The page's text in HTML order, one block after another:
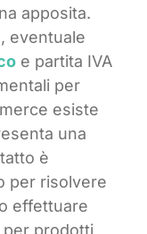
apposita.
eventuale
e partita IVA
per
esiste
una
è
per risolvere
effettuare
per prodotti